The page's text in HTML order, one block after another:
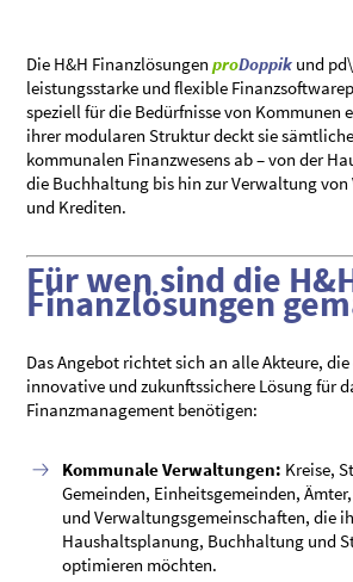
Die H&H FinanzlösungenproDoppik und
leistungsstarke und flexible
speziell für die Bedürfnisse von
ihrer modularen Struktur deckt sie
kommunalen Finanzwesens ab – von der
die Buchhaltung bis hin zur Verwaltung von
und Krediten.
Für wen sind die
Finanzlösungen
Das Angebot richtet sich an alle Akteure,
innovative und zukunftssichere Lösung für
Finanzmanagement benötigen:
Kommunale Verwaltungen: Kreise,
Gemeinden, Einheitsgemeinden,
und Verwaltungsgemeinschaften, die
Haushaltsplanung, Buchhaltung und
optimieren möchten.